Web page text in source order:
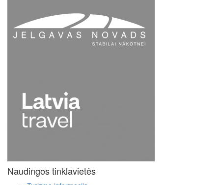
Naudingos tinklavietės